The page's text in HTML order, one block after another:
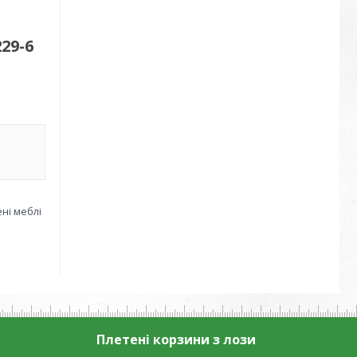
6
меблі
Плетені корзини з лози